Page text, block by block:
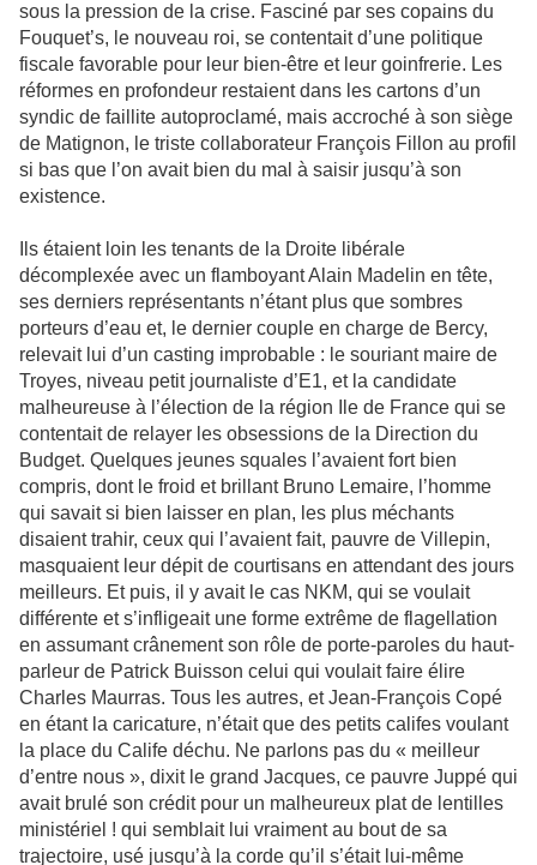
sous la pression de la crise. Fasciné par ses copains du
Fouquet’s, le nouveau roi, se contentait d’une politique
fiscale favorable pour leur bien-être et leur goinfrerie. Les
réformes en profondeur restaient dans les cartons d’un
syndic de faillite autoproclamé, mais accroché à son siège
de Matignon, le triste collaborateur François Fillon au profil
si bas que l’on avait bien du mal à saisir jusqu’à son
existence.
Ils étaient loin les tenants de la Droite libérale
décomplexée avec un flamboyant Alain Madelin en tête,
ses derniers représentants n’étant plus que sombres
porteurs d’eau et, le dernier couple en charge de Bercy,
relevait lui d’un casting improbable : le souriant maire de
Troyes, niveau petit journaliste d’E1, et la candidate
malheureuse à l’élection de la région Ile de France qui se
contentait de relayer les obsessions de la Direction du
Budget. Quelques jeunes squales l’avaient fort bien
compris, dont le froid et brillant Bruno Lemaire, l’homme
qui savait si bien laisser en plan, les plus méchants
disaient trahir, ceux qui l’avaient fait, pauvre de Villepin,
masquaient leur dépit de courtisans en attendant des jours
meilleurs. Et puis, il y avait le cas NKM, qui se voulait
différente et s’infligeait une forme extrême de flagellation
en assumant crânement son rôle de porte-paroles du haut-
parleur de Patrick Buisson celui qui voulait faire élire
Charles Maurras. Tous les autres, et Jean-François Copé
en étant la caricature, n’était que des petits califes voulant
la place du Calife déchu. Ne parlons pas du « meilleur
d’entre nous », dixit le grand Jacques, ce pauvre Juppé qui
avait brulé son crédit pour un malheureux plat de lentilles
ministériel ! qui semblait lui vraiment au bout de sa
trajectoire, usé jusqu’à la corde qu’il s’était lui-même